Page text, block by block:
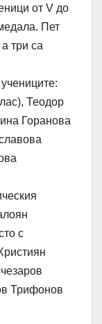
от V до
Пет
три са
Теодор
Горанова
с
Трифонов